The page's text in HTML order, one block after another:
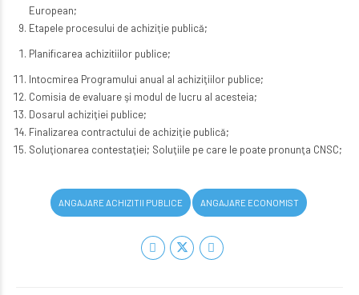
European;
Etapele procesului de achiziţie publică;
Planificarea achizitiilor publice;
Intocmirea Programului anual al achiziţiilor publice;
Comisia de evaluare şi modul de lucru al acesteia;
Dosarul achiziţiei publice;
Finalizarea contractului de achiziţie publică;
Soluţionarea contestaţiei; Soluţiile pe care le poate pronunţa CNSC;
ANGAJARE ACHIZITII PUBLICE ANGAJARE ECONOMIST